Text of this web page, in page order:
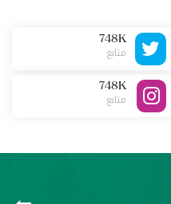
748K
متابع
748K
متابع